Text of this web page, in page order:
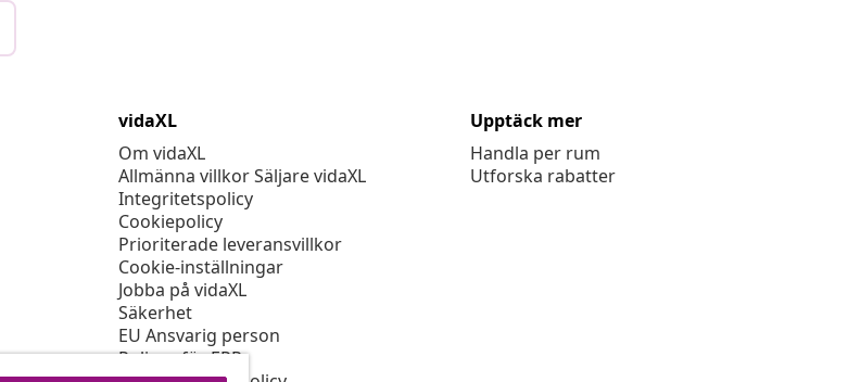
vidaXL
Om vidaXL
Allmänna villkor Säljare vidaXL
Integritetspolicy
Cookiepolicy
Prioriterade leveransvillkor
Cookie-inställningar
Jobba på vidaXL
Säkerhet
EU Ansvarig person
Policyn för EPR
Upptäck mer
Handla per rum
Utforska rabatter